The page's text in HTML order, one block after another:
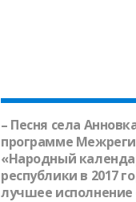
– Песня села
программе
«Народный
республики в 2017
лучшее исполнение